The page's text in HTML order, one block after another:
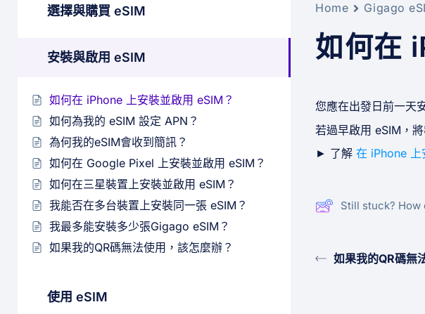
選擇與購買 eSIM
安裝與啟用 eSIM
如何在 iPhone 上安裝並啟用 eSIM？
如何為我的 eSIM 設定 APN？
為何我的eSIM會收到簡訊？
如何在 Google Pixel 上安裝並啟用 eSIM？
如何在三星裝置上安裝並啟用 eSIM？
我能否在多台裝置上安裝同一張 eSIM？
我最多能安裝多少張Gigago eSIM？
如果我的QR碼無法使用，該怎麼辦？
使用 eSIM
Home Gigago
如何在
您應在出發日前一天
若過早啟用 eSIM，
► 了解在 iPhone
Still stuck? How
如果我的QR碼無